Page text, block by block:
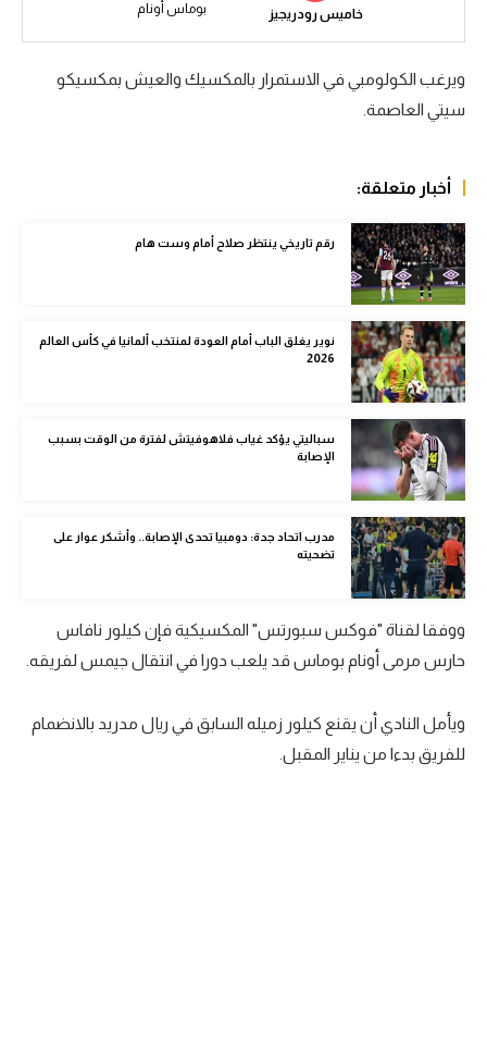
دوري أبطال أوروبا
رياضات أخرى
كرة السلة الأمريكية
كرة سلة
كرة يد
كرة طائرة
الوطن العربي
رياضة نسائية
آسيا
أمريكا
ركن الألعاب
أقسام خاصة
ميركاتو
خاميس رودريجيز بوماس أونام
ويرغب الكولومبي في الاستمرار بالمكسيك والعيش بمكسيكو
سيتي العاصمة.
أخبار متعلقة:
رقم تاريخي ينتظر صلاح أمام وست هام
نوير يغلق الباب أمام العودة لمنتخب ألمانيا في كأس العالم
2026
سباليتي يؤكد غياب فلاهوفيتش لفترة من الوقت بسبب
الإصابة
مدرب اتحاد جدة: دومبيا تحدى الإصابة.. وأشكر عوار على
تضحيته
ووفقا لقناة "فوكس سبورتس" المكسيكية فإن كيلور نافاس
حارس مرمى أونام بوماس قد يلعب دورا في انتقال جيمس لفريقه.
ويأمل النادي أن يقنع كيلور زميله السابق في ريال مدريد بالانضمام
للفريق بدءا من يناير المقبل.